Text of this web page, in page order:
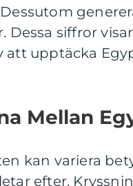
Dessutom
Dessa siffror
att upptäcka
Mellan
kan variera
efter.